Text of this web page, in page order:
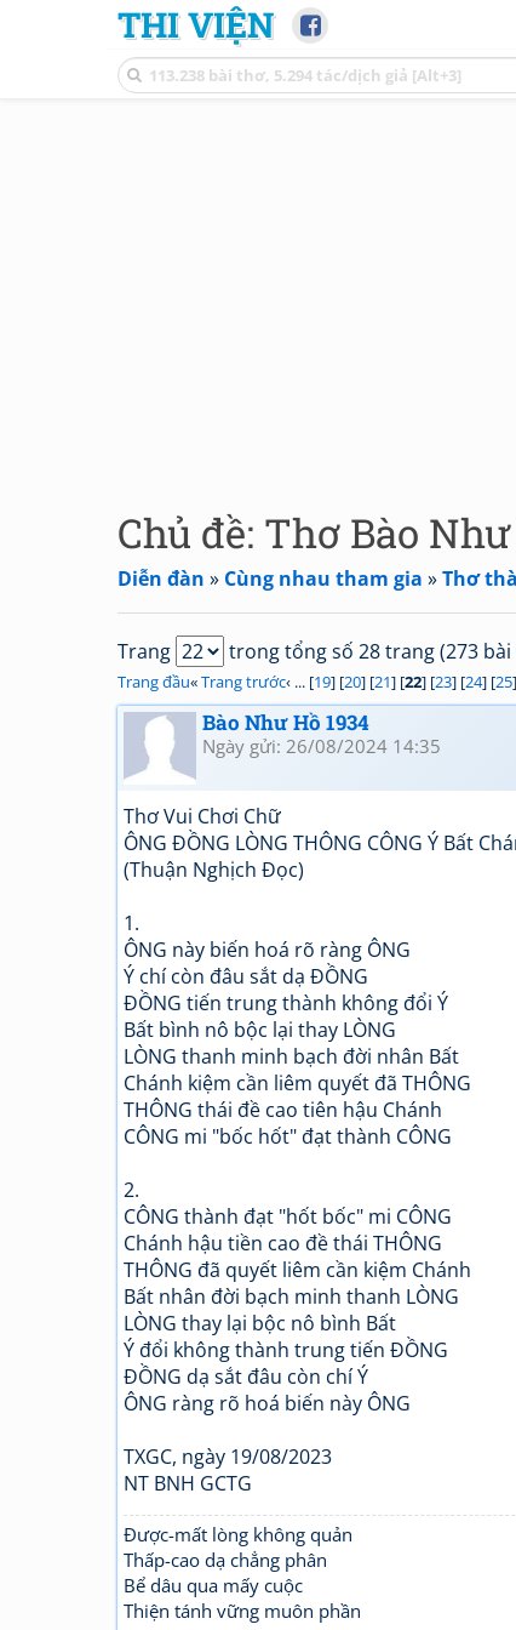
THI VIỆN
Chủ đề: Thơ Bào
Diễn đàn » Cùng nhau tham gia »Thơ
Trang trong tổng số 28 trang (273 bài
Trang đầu«Trang trước‹ ... [19] [20] [21] [22] [23] [24] [25
Bào Như Hồ 1934
Ngày gửi: 26/08/2024 14:35
Thơ Vui Chơi Chữ
ÔNG ĐỒNG LÒNG THÔNG CÔNG Ý Bất
(Thuận Nghịch Đọc)
1.
ÔNG này biến hoá rõ ràng ÔNG
Ý chí còn đâu sắt dạ ĐỒNG
ĐỒNG tiến trung thành không đổi Ý
Bất bình nô bộc lại thay LÒNG
LÒNG thanh minh bạch đời nhân Bất
Chánh kiệm cần liêm quyết đã THÔNG
THÔNG thái đề cao tiên hậu Chánh
CÔNG mi "bốc hốt" đạt thành CÔNG
2.
CÔNG thành đạt "hốt bốc" mi CÔNG
Chánh hậu tiền cao đề thái THÔNG
THÔNG đã quyết liêm cần kiệm Chánh
Bất nhân đời bạch minh thanh LÒNG
LÒNG thay lại bộc nô bình Bất
Ý đổi không thành trung tiến ĐỒNG
ĐỒNG dạ sắt đâu còn chí Ý
ÔNG ràng rõ hoá biến này ÔNG
TXGC, ngày 19/08/2023
NT BNH GCTG
Được-mất lòng không quản
Thấp-cao dạ chẳng phân
Bể dâu qua mấy cuộc
Thiện tánh vững muôn phần